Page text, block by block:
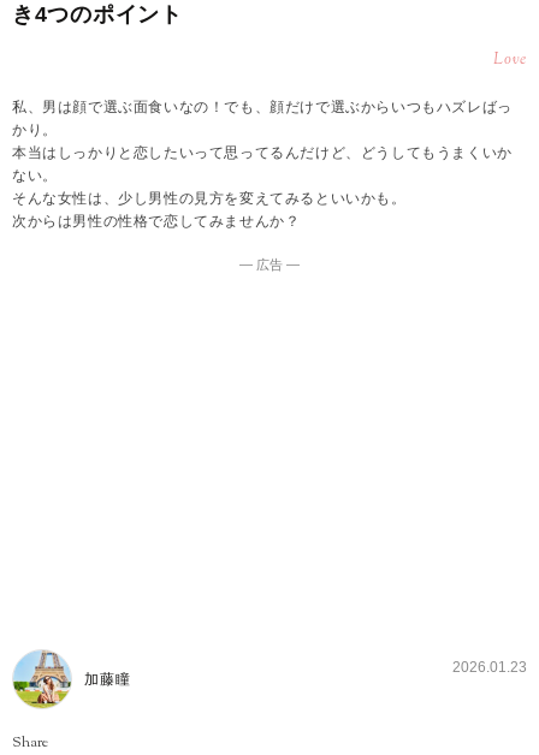
き4つのポイント
Love
私、男は顔で選ぶ面食いなの！でも、顔だけで選ぶからいつもハズレばっ
かり。
本当はしっかりと恋したいって思ってるんだけど、どうしてもうまくいか
ない。
そんな女性は、少し男性の見方を変えてみるといいかも。
次からは男性の性格で恋してみませんか？
― 広告 ―
加藤瞳
2026.01.23
Share